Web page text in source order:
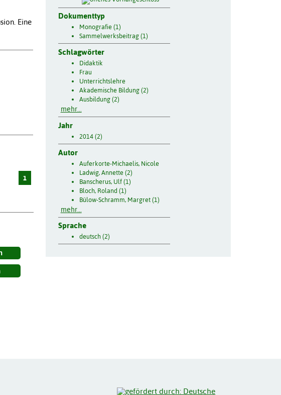
Eine
1
Dokumenttyp
Monografie (1)
Sammelwerksbeitrag (1)
Schlagwörter
Didaktik
Frau
Unterrichtslehre
Akademische Bildung (2)
Ausbildung (2)
mehr...
Jahr
2014 (2)
Autor
Auferkorte-Michaelis, Nicole
Ladwig, Annette (2)
Banscherus, Ulf (1)
Bloch, Roland (1)
Bülow-Schramm, Margret (1)
mehr...
Sprache
deutsch (2)